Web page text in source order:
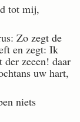
tot mij,
Zo zegt de
en zegt: Ik
zeeen! daar
uw hart,
niets